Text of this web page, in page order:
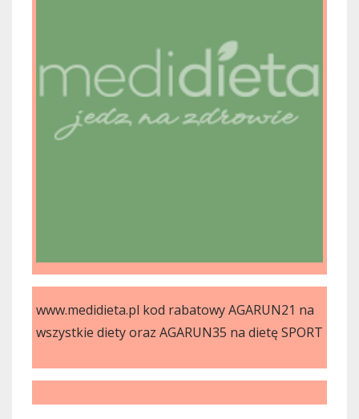
www.medidieta.pl kod rabatowy AGARUN21 na
wszystkie diety oraz AGARUN35 na dietę SPORT